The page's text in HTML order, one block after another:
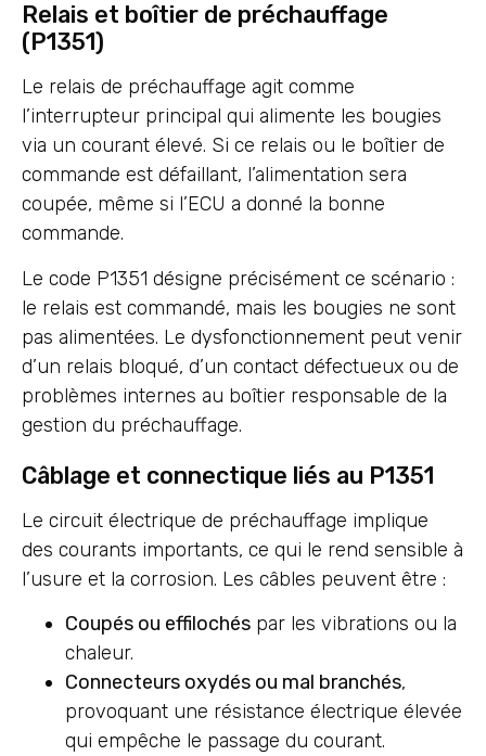
Relais et boîtier de préchauffage
(P1351)
Le relais de préchauffage agit comme
l’interrupteur principal qui alimente les bougies
via un courant élevé. Si ce relais ou le boîtier de
commande est défaillant, l’alimentation sera
coupée, même si l’ECU a donné la bonne
commande.
Le code P1351 désigne précisément ce scénario :
le relais est commandé, mais les bougies ne sont
pas alimentées. Le dysfonctionnement peut venir
d’un relais bloqué, d’un contact défectueux ou de
problèmes internes au boîtier responsable de la
gestion du préchauffage.
Câblage et connectique liés au P1351
Le circuit électrique de préchauffage implique
des courants importants, ce qui le rend sensible à
l’usure et la corrosion. Les câbles peuvent être :
Coupés ou effilochés par les vibrations ou la
chaleur.
Connecteurs oxydés ou mal branchés,
provoquant une résistance électrique élevée
qui empêche le passage du courant.